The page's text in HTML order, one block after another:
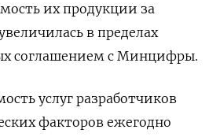
их продукции за
в пределах
соглашением с Минцифры.
услуг разработчиков
факторов ежегодно